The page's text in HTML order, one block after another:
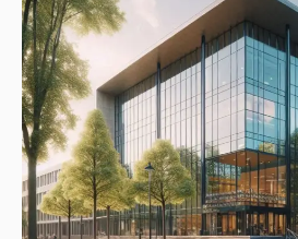
Verkeersongeval:
Een
Diepgaande
Analyse
van
een
Recent
Juridisch
Geschil